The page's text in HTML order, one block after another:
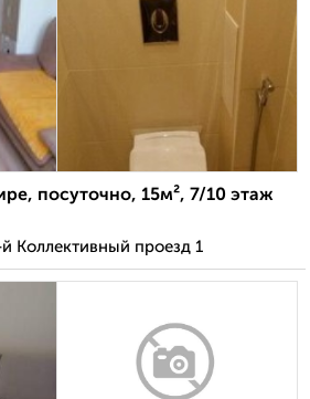
посуточно, 15м², 7/10 этаж
Коллективный проезд 1